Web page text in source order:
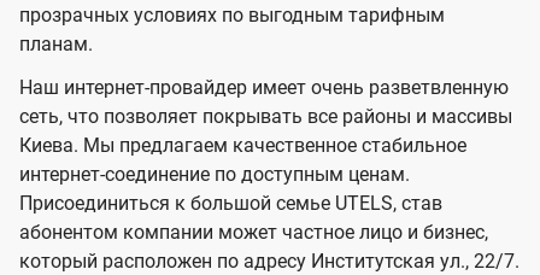
е
н
и
я
е
и
я
прозрачных условиях по выгодным тарифным
планам.
Наш интернет-провайдер имеет очень разветвленную
сеть, что позволяет покрывать все районы и массивы
Киева. Мы предлагаем качественное стабильное
интернет-соединение по доступным ценам.
Присоединиться к большой семье UTELS, став
абонентом компании может частное лицо и бизнес,
который расположен по адресу Институтская ул., 22/7.